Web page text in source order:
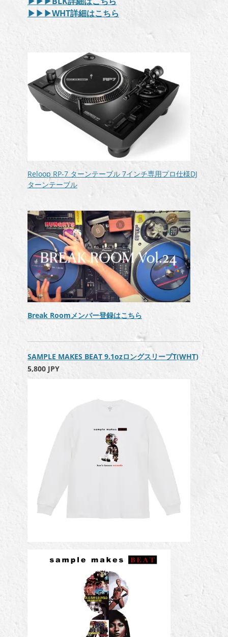
▶︎▶︎▶︎WHT詳細はこちら
Reloop RP-7 ターンテーブル 7インチ専用プロ仕様DJ
ターンテーブル
Break Roomメンバー登録はこちら
SAMPLE MAKES BEAT 9.1ozロングスリーブT(WHT)
5,800 JPY